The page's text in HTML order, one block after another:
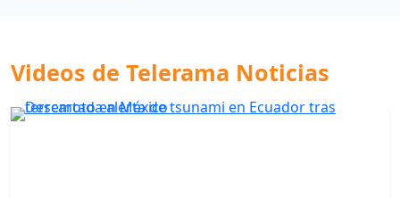
Videos de Telerama Noticias